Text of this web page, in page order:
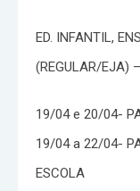
ED. INFANTIL,
(REGULAR/EJA)
19/04 e 20/04-
19/04 a 22/04-
ESCOLA